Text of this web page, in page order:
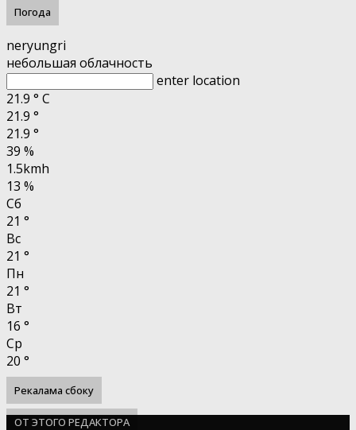
Погода
neryungri
небольшая облачность
enter location
21.9 ° C
21.9 °
21.9 °
39 %
1.5kmh
13 %
Сб
21 °
Вс
21 °
Пн
21 °
Вт
16 °
Ср
20 °
Рекалама сбоку
ОТ ЭТОГО РЕДАКТОРА